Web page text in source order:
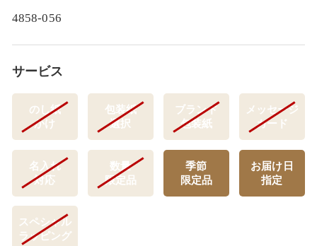
4858-056
サービス
のし紙
かけ
包装紙
選択
ブランド
包装紙
メッセージ
カード
名入れ
対応
数量
限定品
季節
限定品
お届け日
指定
スペシャル
ラッピング